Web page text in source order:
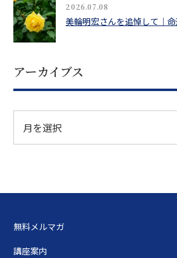
2026.07.08
美輪明宏さんを追悼して｜
アーカイブス
無料メルマガ
講座案内